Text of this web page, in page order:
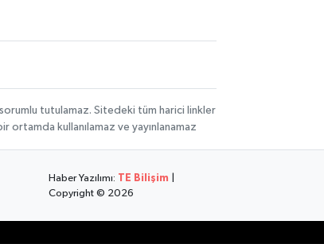
tutulamaz. Sitedeki tüm harici linkler
ortamda kullanılamaz ve yayınlanamaz
Haber Yazılımı: TE Bilişim
Copyright © 2026